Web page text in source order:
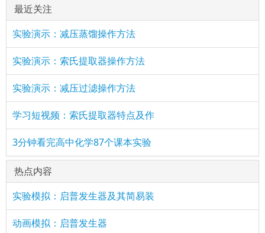
最近关注
实验演示：减压蒸馏操作方法
实验演示：索氏提取器操作方法
实验演示：减压过滤操作方法
学习短视频：索氏提取器特点及作
3分钟看完高中化学87个课本实验
热点内容
实验模拟：启普发生器及其简易装
动画模拟：启普发生器